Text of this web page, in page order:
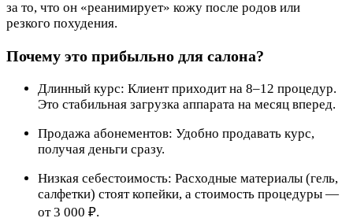
за то, что он «реанимирует» кожу после родов или
резкого похудения.
Почему это прибыльно для салона?
Длинный курс: Клиент приходит на 8–12 процедур.
Это стабильная загрузка аппарата на месяц вперед.
Продажа абонементов: Удобно продавать курс,
получая деньги сразу.
Низкая себестоимость: Расходные материалы (гель,
салфетки) стоят копейки, а стоимость процедуры —
от 3 000 ₽.